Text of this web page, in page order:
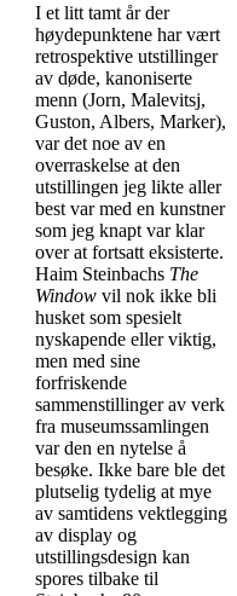
I et litt tamt år der
høydepunktene har vært
retrospektive utstillinger
av døde, kanoniserte
menn (Jorn, Malevitsj,
Guston, Albers, Marker),
var det noe av en
overraskelse at den
utstillingen jeg likte aller
best var med en kunstner
som jeg knapt var klar
over at fortsatt eksisterte.
Haim Steinbachs The
Window vil nok ikke bli
husket som spesielt
nyskapende eller viktig,
men med sine
forfriskende
sammenstillinger av verk
fra museumssamlingen
var den en nytelse å
besøke. Ikke bare ble det
plutselig tydelig at mye
av samtidens vektlegging
av display og
utstillingsdesign kan
spores tilbake til